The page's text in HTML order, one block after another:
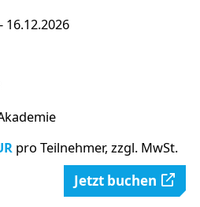
16.12.2026
pro Teilnehmer, zzgl. MwSt.
Jetzt buchen